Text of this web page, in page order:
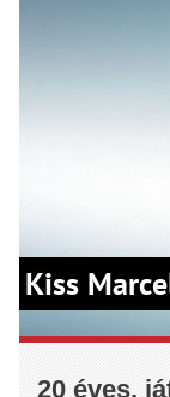
Kiss
20 éves,